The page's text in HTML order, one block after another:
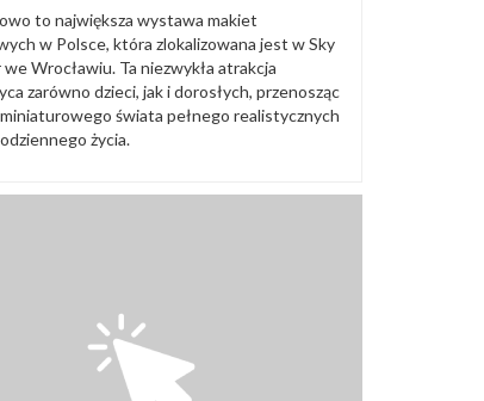
to największa wystawa makiet
w Polsce, która zlokalizowana jest w Sky
Wrocławiu. Ta niezwykła atrakcja
zarówno dzieci, jak i dorosłych, przenosząc
świata pełnego realistycznych
życia.